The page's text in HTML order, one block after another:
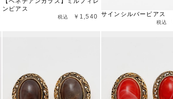
ンピアス
￥1,540 サインシルバーピアス